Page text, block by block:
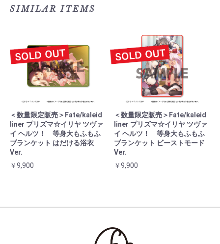
SIMILAR ITEMS
＜数量限定販売＞Fate/kaleid
liner プリズマ☆イリヤ ツヴァ
イ ヘルツ！ 等身大もふもふ
ブランケット はだける浴衣
Ver.
￥9,900
＜数量限定販売＞Fate/kaleid
liner プリズマ☆イリヤ ツヴァ
イ ヘルツ！ 等身大もふもふ
ブランケット ビーストモード
Ver.
￥9,900